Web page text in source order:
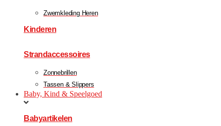
Zwemkleding Heren
Kinderen
Strandaccessoires
Zonnebrillen
Tassen & Slippers
Baby, Kind & Speelgoed
Babyartikelen